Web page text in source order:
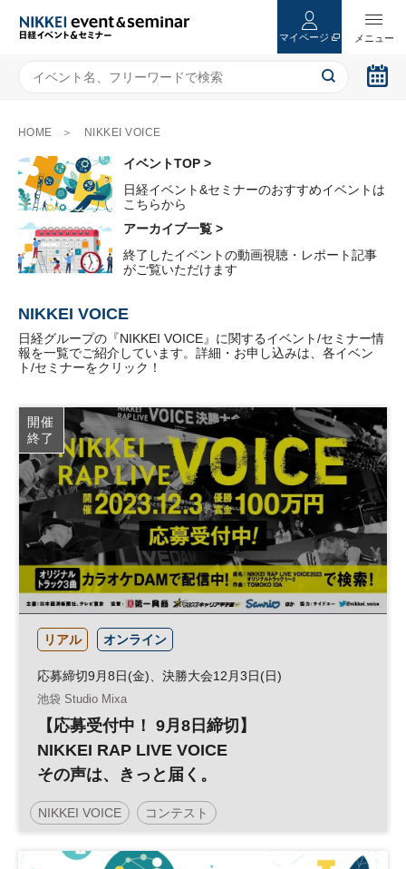
マイページ
HOME NIKKEI VOICE
イベントTOP >
日経イベント&セミナーのおすすめイベントは
こちらから
アーカイブ一覧 >
終了したイベントの動画視聴・レポート記事
がご覧いただけます
NIKKEI VOICE
日経グループの『NIKKEI VOICE』に関するイベント/セミナー情
報を一覧でご紹介しています。詳細・お申し込みは、各イベン
ト/セミナーをクリック！
開催
終了
リアル オンライン
応募締切9月8日(金)、決勝大会12月3日(日)
池袋 Studio Mixa
【応募受付中！ 9月8日締切】
NIKKEI RAP LIVE VOICE
その声は、きっと届く。
NIKKEI VOICE コンテスト